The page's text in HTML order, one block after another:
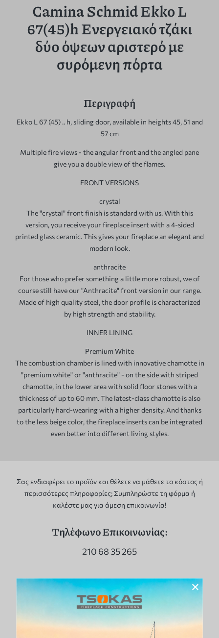
×
Camina Schmid Ekko L
67(45)h Ενεργειακό τζάκι
δύο όψεων αριστερό με
συρόμενη πόρτα
Περιγραφή
Ekko L 67 (45) .. h, sliding door, available in heights 45, 51 and
57 cm
Multiple fire views - the angular front and the angled pane
give you a double view of the flames.
FRONT VERSIONS
crystal
The "crystal" front finish is standard with us. With this
version, you receive your fireplace insert with a 4-sided
printed glass ceramic. This gives your fireplace an elegant and
modern look.
anthracite
For those who prefer something a little more robust, we of
course still have our "Anthracite" front version in our range.
Made of high quality steel, the door profile is characterized
by high strength and stability.
INNER LINING
Premium White
The combustion chamber is lined with innovative chamotte in
"premium white" or "anthracite" - on the side with striped
chamotte, in the lower area with solid floor stones with a
thickness of up to 60 mm. The latest-class chamotte is also
particularly hard-wearing with a higher density. And thanks
to the less beige color, the fireplace inserts can be integrated
even better into different living styles.
Σας ενδιαφέρει το προϊόν και θέλετε να μάθετε το κόστος ή
περισσότερες πληροφορίες; Συμπληρώστε τη φόρμα ή
καλέστε μας για άμεση επικοινωνία!
Τηλέφωνο Επικοινωνίας:
210 68 35 265
Φόρμα Επικοινωνίας